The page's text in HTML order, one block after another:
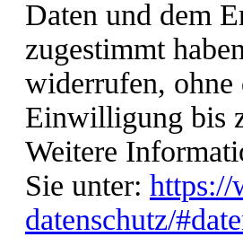
Daten und dem
zugestimmt
widerrufen, ohne
Einwilligung bis
Weitere
Sie unter: https://
datenschutz/